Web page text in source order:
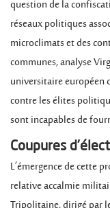
question de la
réseaux politiques
microclimats et des
communes, analyse
universitaire européen
contre les élites
sont incapables de
Coupures
L’émergence de cette
relative accalmie